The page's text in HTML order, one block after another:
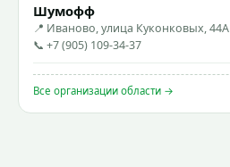
Шумофф
📍 Иваново, улица Куконковых, 44А
📞 +7 (905) 109-34-37
Все организации области →